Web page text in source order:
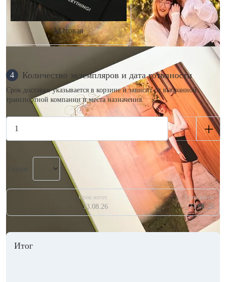
Матовая
4 Количество экземпляров и дата готовности
Срок доставки указывается в корзине и зависит от выбранной
транспортной компании и места назначения.
Срок изгот.
13.08.26
Срок изгот.
11.08.26
Итог